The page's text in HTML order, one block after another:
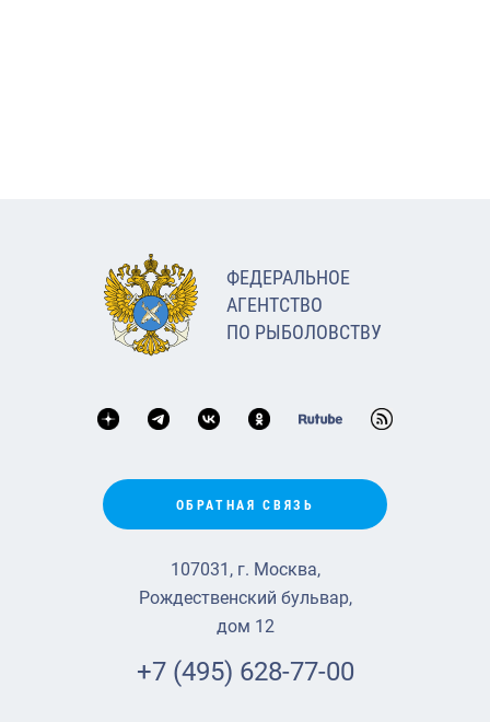
ФЕДЕРАЛЬНОЕ
АГЕНТСТВО
ПО РЫБОЛОВСТВУ
ОБРАТНАЯ СВЯЗЬ
107031, г. Москва,
Рождественский бульвар,
дом 12
+7 (495) 628-77-00